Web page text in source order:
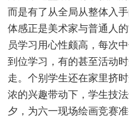
而是有了从全局从整体入
体感正是美术家与普通人
员学习用心性颇高，每次
到位学习，有的甚至活动
走。个别学生还在家里挤
浓的兴趣带动下，学生技
夕，为六一现场绘画竞赛